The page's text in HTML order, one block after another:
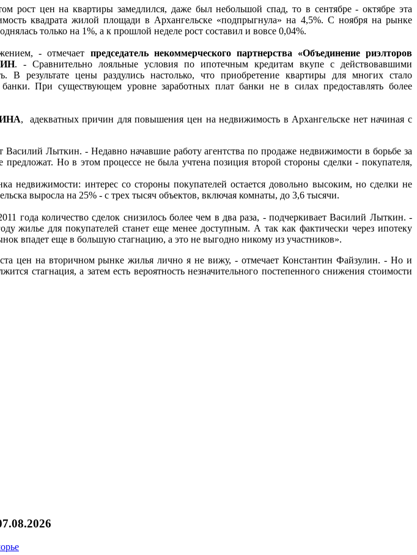
рост цен на квартиры замедлился, даже был небольшой спад, то в сентябре - октябре эта
квадрата жилой площади в Архангельске «подпрыгнула» на 4,5%. С ноября на рынке
только на 1%, а к прошлой неделе рост составил и вовсе 0,04%.
- отмечает председатель некоммерческого партнерства «Объединение риэлторов
. - Сравнительно лояльные условия по ипотечным кредитам вкупе с действовавшими
результате цены раздулись настолько, что приобретение квартиры для многих стало
При существующем уровне заработных плат банки не в силах предоставлять более
, адекватных причин для повышения цен на недвижимость в Архангельске нет начиная с
Лыткин. - Недавно начавшие работу агентства по продаже недвижимости в борьбе за
Но в этом процессе не была учтена позиция второй стороны сделки - покупателя,
недвижимости: интерес со стороны покупателей остается довольно высоким, но сделки не
выросла на 25% - с трех тысяч объектов, включая комнаты, до 3,6 тысячи.
года количество сделок снизилось более чем в два раза, - подчеркивает Василий Лыткин. -
жилье для покупателей станет еще менее доступным. А так как фактически через ипотеку
впадет еще в большую стагнацию, а это не выгодно никому из участников».
цен на вторичном рынке жилья лично я не вижу, - отмечает Константин Файзулин. - Но и
стагнация, а затем есть вероятность незначительного постепенного снижения стоимости